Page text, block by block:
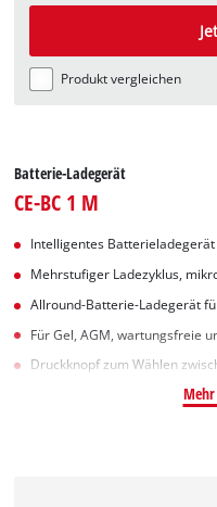
Produkt vergleichen
Batterie-Ladegerät
CE-BC 1 M
Intelligentes
Mehrstufiger Ladezyklus,
Allround-Batterie-Ladegerät
Für Gel, AGM, wartungsfreie
Druckknopf zum Wählen
Mehr